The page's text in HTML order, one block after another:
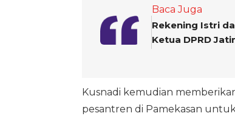
Baca Juga
Rekening Istri
Ketua DPRD
Kusnadi kemudian
pesantren di Pamekasan